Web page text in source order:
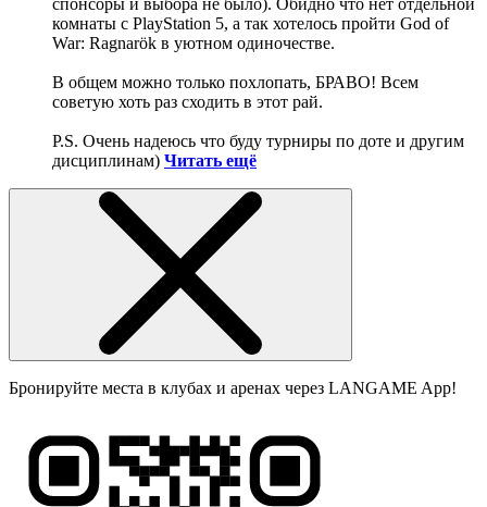
спонсоры и выбора не было). Обидно что нет отдельной
комнаты с PlayStation 5, а так хотелось пройти God of
War: Ragnarök в уютном одиночестве.
В общем можно только похлопать, БРАВО! Всем
советую хоть раз сходить в этот рай.
P.S. Очень надеюсь что буду турниры по доте и другим
дисциплинам) Читать ещё
Бронируйте места в клубах и аренах через LANGAME App!